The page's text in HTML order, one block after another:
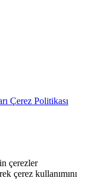
Çerez Politikası
çerezler
çerez kullanımını